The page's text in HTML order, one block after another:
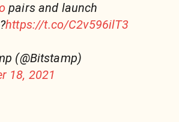
pairs and launch
https://t.co/C2v596ilT3
(@Bitstamp)
18, 2021